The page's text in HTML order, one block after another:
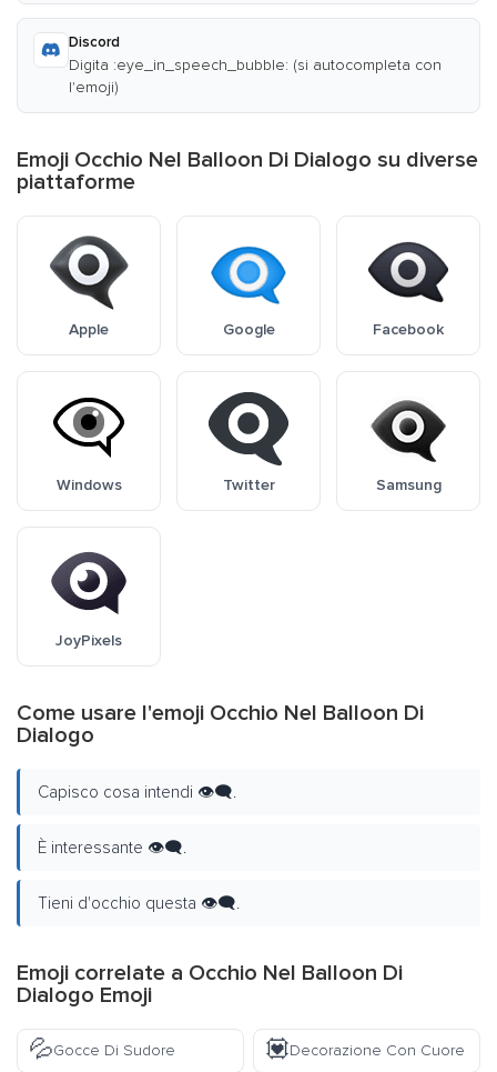
Discord
Digita :eye_in_speech_bubble: (si autocompleta con
l'emoji)
Emoji Occhio Nel Balloon Di Dialogo su diverse
piattaforme
Apple Google Facebook
Windows Twitter Samsung
JoyPixels
Come usare l'emoji Occhio Nel Balloon Di
Dialogo
Capisco cosa intendi 👁️‍🗨️.
È interessante 👁️‍🗨️.
Tieni d'occhio questa 👁️‍🗨️.
Emoji correlate a Occhio Nel Balloon Di
Dialogo Emoji
💦Gocce Di Sudore 💟Decorazione Con Cuore